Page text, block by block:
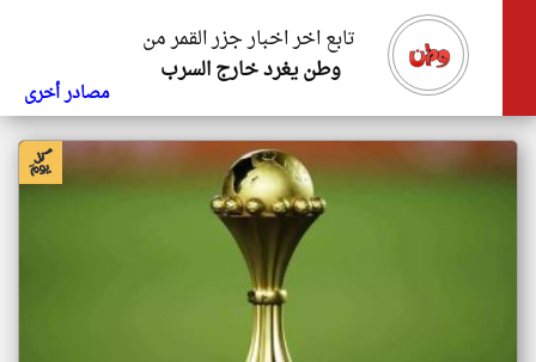
تابع اخر اخبار جزر القمر من
وطن يغرد خارج السرب
مصادر أخرى